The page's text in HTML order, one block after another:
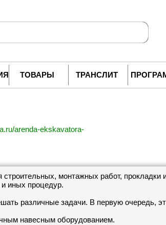
ТОВАРЫ ТРАНСЛИТ
arenda-ekskavatora-
монтажных работ,
и иных процедур.
различные задачи. В первую очередь,
навесным оборудованием.